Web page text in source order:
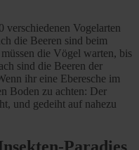
verschiedenen Vogelarten
die Beeren sind beim
die Vögel warten, bis
sind die Beeren der
ihr eine Eberesche im
Boden zu achten: Der
und gedeiht auf nahezu